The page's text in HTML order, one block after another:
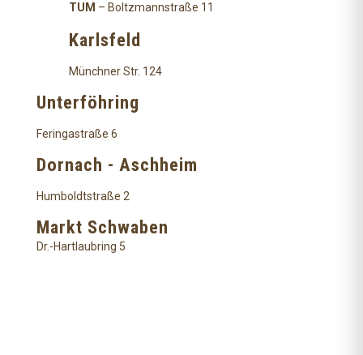
TUM – Boltzmannstraße 11
Karlsfeld
Münchner Str. 124
Unterföhring
Feringastraße 6
Dornach - Aschheim
Humboldtstraße 2
Markt Schwaben
Dr.-Hartlaubring 5